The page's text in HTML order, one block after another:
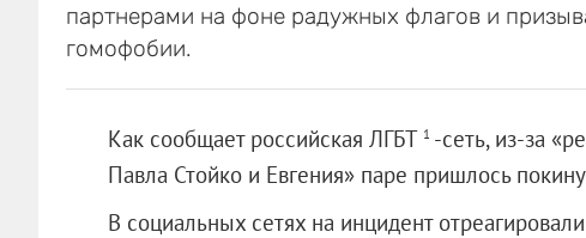
партнерами на фоне радужных флагов и
гомофобии.
Как сообщает российская ЛГБТ 1 -сеть, из-за
Павла Стойко и Евгения» паре пришлось
В социальных сетях на инцидент